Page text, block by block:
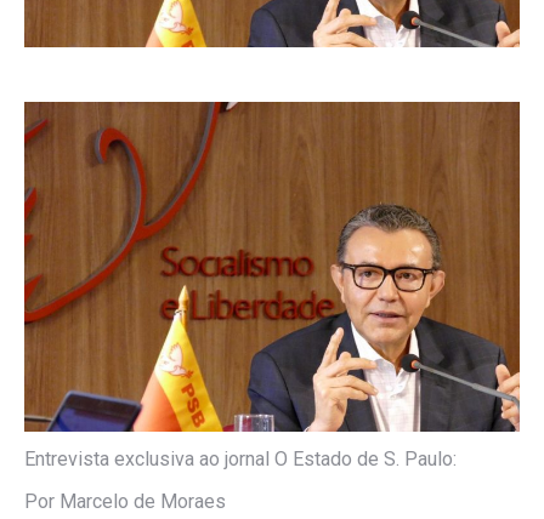
Entrevista exclusiva ao jornal O Estado de S. Paulo:
Por Marcelo de Moraes